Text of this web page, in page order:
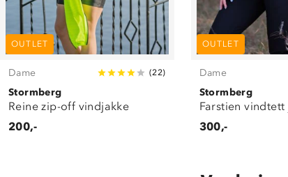
OUTLET
Dame (22)
Stormberg
Reine zip-off vindjakke
200,-
OUTLET
Dame
Stormberg
Farstien vindtett
300,-